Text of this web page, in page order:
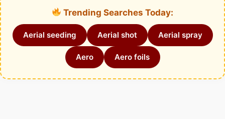
Trending Searches Today:
Aerial seeding Aerial shot Aerial spray
Aero Aero foils